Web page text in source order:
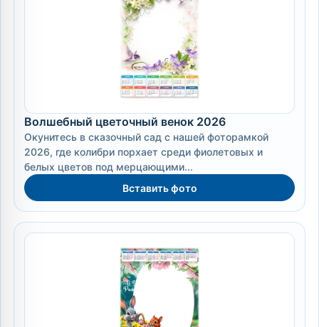
Волшебный цветочный венок 2026
Окунитесь в сказочный сад с нашей фоторамкой
2026, где колибри порхает среди фиолетовых и
белых цветов под мерцающими...
Вставить фото